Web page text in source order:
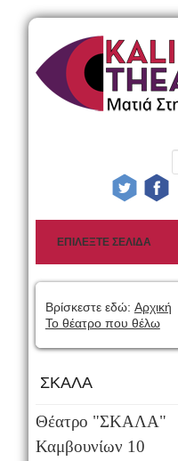
Βρίσκεστε εδώ: Αρχική
Το θέατρο που θέλω
ΣΚΑΛΑ
Θέατρο "ΣΚΑΛΑ"
Καμβουνίων 10